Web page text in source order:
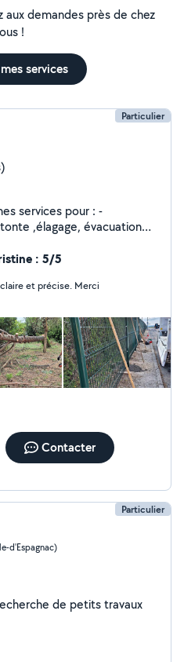
aux demandes près de chez
!
services
Particulier
,élagage, évacuation
: 5/5
et précise. Merci
Contacter
Particulier
d'Espagnac)
de petits travaux